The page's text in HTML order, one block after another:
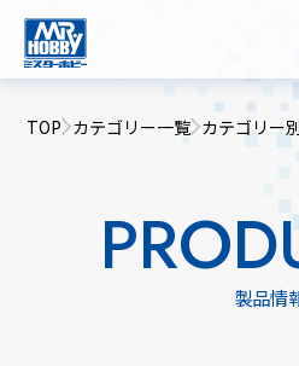
TOP カテゴリー一覧 カテゴリー
製品情